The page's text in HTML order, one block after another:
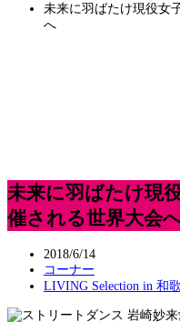
未来に羽ばたけ現役女
へ
未来に羽ばたけ現
催される世界大会
2018/6/14
コーナー
LIVING Selection in 和